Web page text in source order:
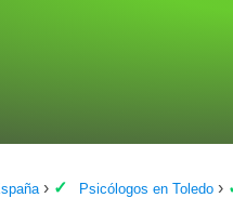
Psicólogos en Toledo